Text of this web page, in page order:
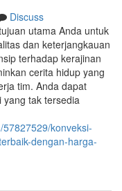
Discuss
utama Anda untuk
dan keterjangkauan
terhadap kerajinan
cerita hidup yang
tim. Anda dapat
yang tak tersedia
konveksi-
dengan-harga-